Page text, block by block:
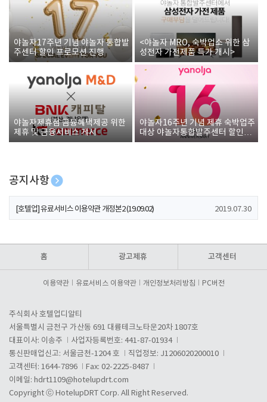
야놀자17주년 기념 야놀자 통합발
주센터 할인 프로모션 진행
<야놀자 MRO, 숙박업소 위한 삼
성전자 가전제품 특가 개시>
야놀자제휴점 금융혜택제공 위한
제휴 및 금융서비스 게시
야놀자16주년 기념 제휴 숙박업주
대상 야놀자통합발주센터 할인쿠
폰 증정
공지사항
[호텔업] 개인정보 처리방침 개정본1 (19.09.02)
[호텔업] 유료서비스 이용약관 개정본2 (19.09.02) 2019.07.30
홈 광고제휴 고객센터
이용약관 유료서비스 이용약관 개인정보처리방침 PC버전
주식회사 호텔업디알티
서울특별시 금천구 가산동 691 대륭테크노타운20차 1807호
대표이사: 이송주
사업자등록번호: 441-87-01934
통신판매업신고: 서울금천-1204 호
직업정보: J1206020200010
고객센터: 1644-7896
Fax: 02-2225-8487
이메일: hdrt1109@hotelupdrt.com
Copyright ⓒ HotelupDRT Corp. All Right Reserved.